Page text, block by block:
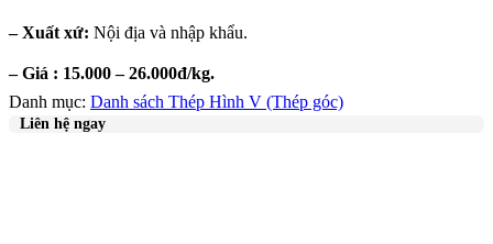
– Xuất xứ: Nội địa và nhập khẩu.
– Giá : 15.000 – 26.000đ/kg.
Danh mục: Danh sách Thép Hình V (Thép góc)
Liên hệ ngay